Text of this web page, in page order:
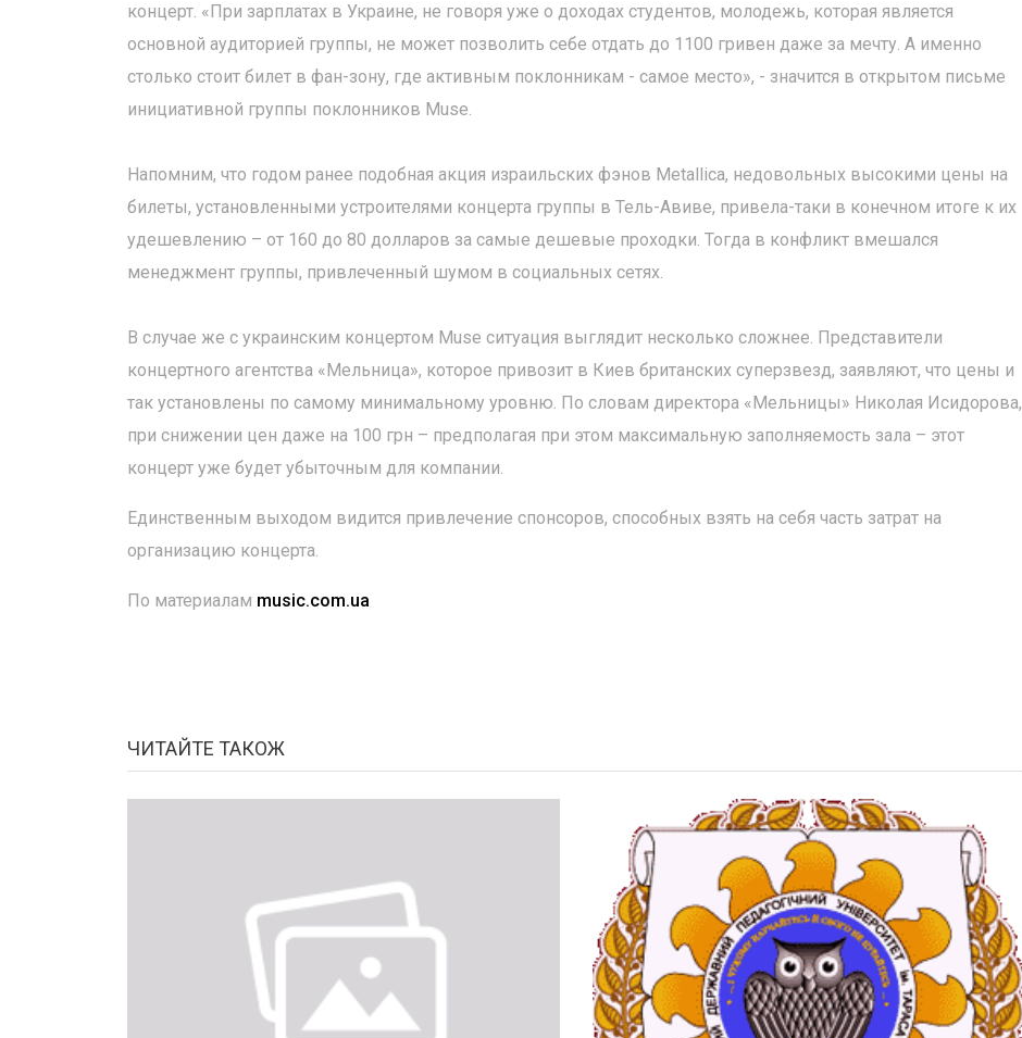
концерт. «При зарплатах в Украине, не говоря уже о доходах студентов, молодежь, которая является
основной аудиторией группы, не может позволить себе отдать до 1100 гривен даже за мечту. А именно
столько стоит билет в фан-зону, где активным поклонникам - самое место», - значится в открытом письме
инициативной группы поклонников Muse.
Напомним, что годом ранее подобная акция израильских фэнов Metallica, недовольных высокими цены на
билеты, установленными устроителями концерта группы в Тель-Авиве, привела-таки в конечном итоге к их
удешевлению – от 160 до 80 долларов за самые дешевые проходки. Тогда в конфликт вмешался
менеджмент группы, привлеченный шумом в социальных сетях.
В случае же с украинским концертом Muse ситуация выглядит несколько сложнее. Представители
концертного агентства «Мельница», которое привозит в Киев британских суперзвезд, заявляют, что цены и
так установлены по самому минимальному уровню. По словам директора «Мельницы» Николая Исидорова,
при снижении цен даже на 100 грн – предполагая при этом максимальную заполняемость зала – этот
концерт уже будет убыточным для компании.
Единственным выходом видится привлечение спонсоров, способных взять на себя часть затрат на
организацию концерта.
По материалам music.com.ua
ЧИТАЙТЕ ТАКОЖ